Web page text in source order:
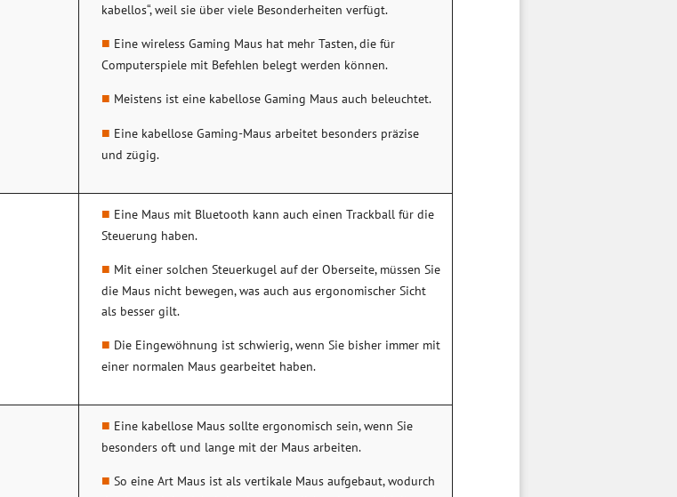
kabellos“, weil sie über viele Besonderheiten verfügt.
Eine wireless Gaming Maus hat mehr Tasten, die für
Computerspiele mit Befehlen belegt werden können.
Meistens ist eine kabellose Gaming Maus auch beleuchtet.
Eine kabellose Gaming-Maus arbeitet besonders präzise
und zügig.
Eine Maus mit Bluetooth kann auch einen Trackball für die
Steuerung haben.
Mit einer solchen Steuerkugel auf der Oberseite, müssen Sie
die Maus nicht bewegen, was auch aus ergonomischer Sicht
als besser gilt.
Die Eingewöhnung ist schwierig, wenn Sie bisher immer mit
einer normalen Maus gearbeitet haben.
Eine kabellose Maus sollte ergonomisch sein, wenn Sie
besonders oft und lange mit der Maus arbeiten.
So eine Art Maus ist als vertikale Maus aufgebaut, wodurch